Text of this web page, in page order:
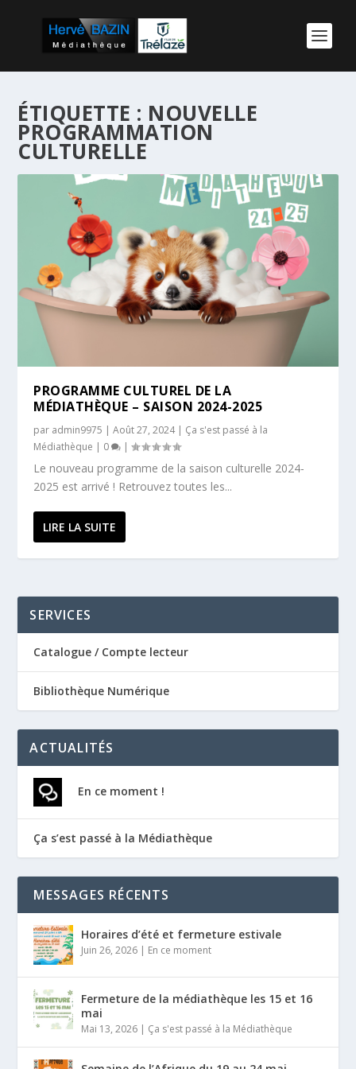
ÉTIQUETTE : NOUVELLE
PROGRAMMATION
CULTURELLE
PROGRAMME CULTUREL DE LA
MÉDIATHÈQUE – SAISON 2024-2025
par admin9975 |Août 27, 2024| Ça s'est passé à la
Médiathèque | 0 |
Le nouveau programme de la saison culturelle 2024-
2025 est arrivé ! Retrouvez toutes les...
LIRE LA SUITE
SERVICES
Catalogue / Compte lecteur
Bibliothèque Numérique
ACTUALITÉS
En ce moment !
Ça s’est passé à la Médiathèque
MESSAGES RÉCENTS
Horaires d’été et fermeture estivale
Juin 26, 2026 | En ce moment
Fermeture de la médiathèque les 15 et 16
mai
Mai 13, 2026 | Ça s'est passé à la Médiathèque